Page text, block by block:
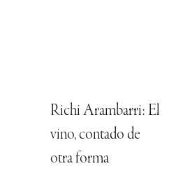
Richi Arambarri: El
vino, contado de
otra forma